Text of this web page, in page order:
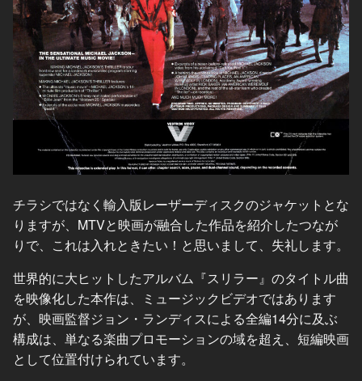
チラシではなく輸入版レーザーディスクのジャケットとな
りますが、MTVと映画が融合した作品を紹介したつなが
りで、これは入れときたい！と思いまして、失礼します。
世界的に大ヒットしたアルバム『スリラー』のタイトル曲
を映像化した本作は、ミュージックビデオではあります
が、映画監督ジョン・ランディスによる全編14分に及ぶ
構成は、単なる楽曲プロモーションの域を超え、短編映画
として位置付けられています。